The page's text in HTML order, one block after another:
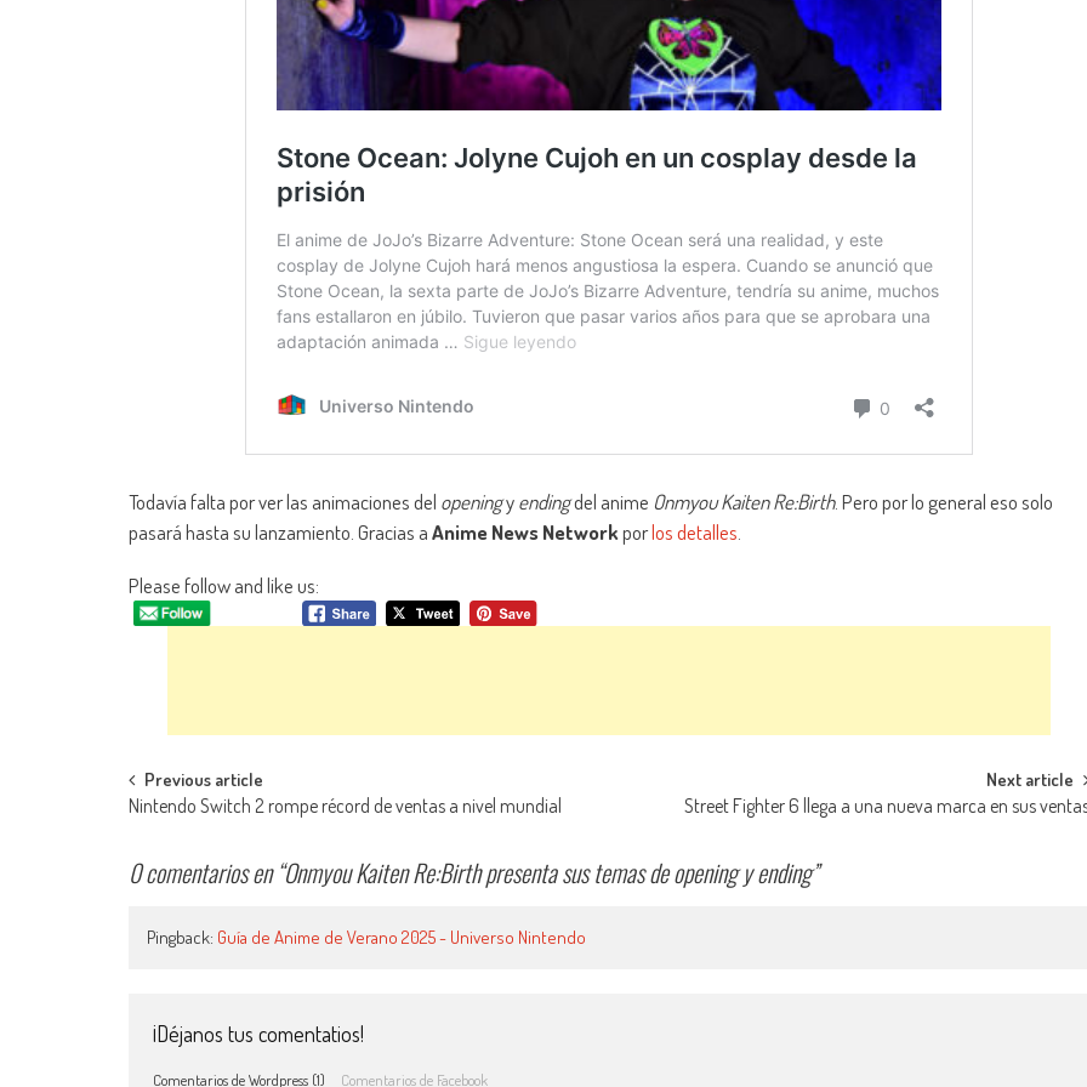
Todavía falta por ver las animaciones del openingyendingdel anime Onmyou Kaiten Re:Birth. Pero por lo general eso solo
pasará hasta su lanzamiento. Gracias aAnime News Networkporlos detalles.
Please follow and like us:
Navegación de entradas
Previous article
Nintendo Switch 2 rompe récord de ventas a nivel mundial
Next article
Street Fighter 6 llega a una nueva marca en sus
0 comentarios en “Onmyou Kaiten Re:Birth presenta sus temas de opening y ending”
Pingback: Guía de Anime de Verano 2025 - Universo Nintendo
¡Déjanos tus comentatios!
Comentarios de Wordpress (1) Comentarios de Facebook